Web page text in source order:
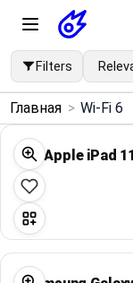
Filters
Menu
Home
Search
Price Drops
Главная > Wi-Fi 6
Apple iPad